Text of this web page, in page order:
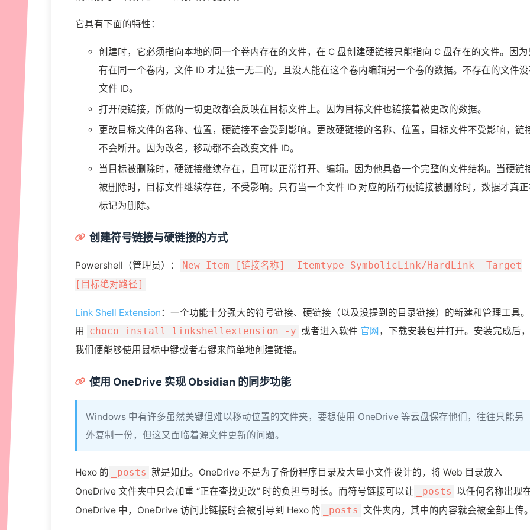
它具有下面的特性：
创建时，它必须指向本地的同一个卷内存在的文件，在 C 盘创建硬链接只能指向 C 盘存在的文件。因为
有在同一个卷内，文件 ID 才是独一无二的，且没人能在这个卷内编辑另一个卷的数据。不存在的文件
文件 ID。
打开硬链接，所做的一切更改都会反映在目标文件上。因为目标文件也链接着被更改的数据。
更改目标文件的名称、位置，硬链接不会受到影响。更改硬链接的名称、位置，目标文件不受影响，链
不会断开。因为改名，移动都不会改变文件 ID。
当目标被删除时，硬链接继续存在，且可以正常打开、编辑。因为他具备一个完整的文件结构。当硬链
被删除时，目标文件继续存在，不受影响。只有当一个文件 ID 对应的所有硬链接被删除时，数据才真
标记为删除。
创建符号链接与硬链接的方式
Powershell（管理员）：
New-Item [链接名称] -Itemtype SymbolicLink/HardLink -Target
[目标绝对路径]
Link Shell Extension：一个功能十分强大的符号链接、硬链接（以及没提到的目录链接）的新建和管理工具
用
choco install linkshellextension -y 或者进入软件 官网 ，下载安装包并打开。安装完成后，
我们便能够使用鼠标中键或者右键来简单地创建链接。
使用 OneDrive 实现 Obsidian 的同步功能
Windows 中有许多虽然关键但难以移动位置的文件夹，要想使用 OneDrive 等云盘保存他们，往往只能另
外复制一份，但这又面临着源文件更新的问题。
Hexo 的 _posts 就是如此。OneDrive 不是为了备份程序目录及大量小文件设计的，将 Web 目录放入
OneDrive 文件夹中只会加重 “正在查找更改” 时的负担与时长。而符号链接可以让
_posts
以任何名称出现
OneDrive 中，OneDrive 访问此链接时会被引导到 Hexo 的
_posts 文件夹内，其中的内容就会被全部上传。